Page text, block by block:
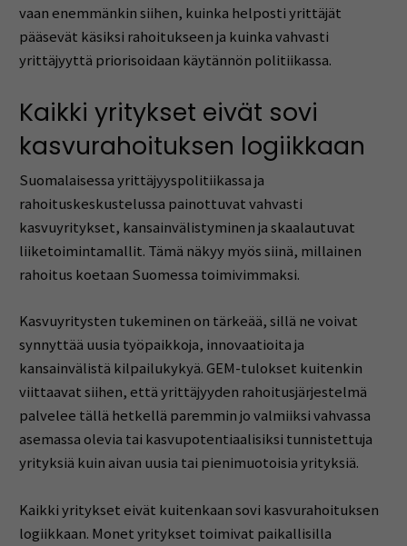
vaan enemmänkin siihen, kuinka helposti yrittäjät
pääsevät käsiksi rahoitukseen ja kuinka vahvasti
yrittäjyyttä priorisoidaan käytännön politiikassa.
Kaikki yritykset eivät sovi
kasvurahoituksen logiikkaan
Suomalaisessa yrittäjyyspolitiikassa ja
rahoituskeskustelussa painottuvat vahvasti
kasvuyritykset, kansainvälistyminen ja skaalautuvat
liiketoimintamallit. Tämä näkyy myös siinä, millainen
rahoitus koetaan Suomessa toimivimmaksi.
Kasvuyritysten tukeminen on tärkeää, sillä ne voivat
synnyttää uusia työpaikkoja, innovaatioita ja
kansainvälistä kilpailukykyä. GEM-tulokset kuitenkin
viittaavat siihen, että yrittäjyyden rahoitusjärjestelmä
palvelee tällä hetkellä paremmin jo valmiiksi vahvassa
asemassa olevia tai kasvupotentiaalisiksi tunnistettuja
yrityksiä kuin aivan uusia tai pienimuotoisia yrityksiä.
Kaikki yritykset eivät kuitenkaan sovi kasvurahoituksen
logiikkaan. Monet yritykset toimivat paikallisilla